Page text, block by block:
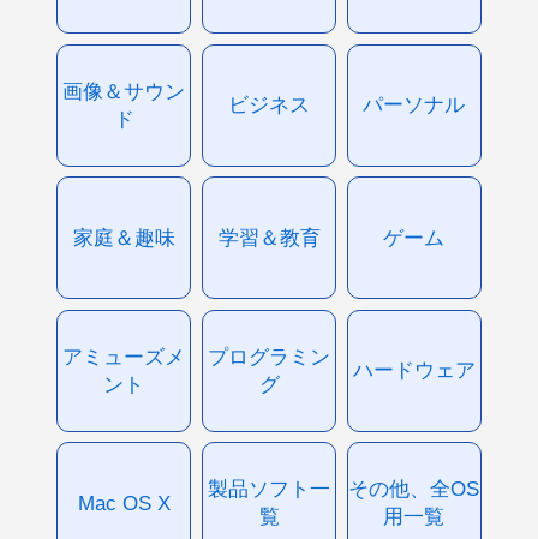
画像＆サウン
ド
ビジネス パーソナル
家庭＆趣味 学習＆教育 ゲーム
アミューズメ
ント
プログラミン
グ
ハードウェア
Mac OS X
製品ソフト一
覧
その他、全OS
用一覧